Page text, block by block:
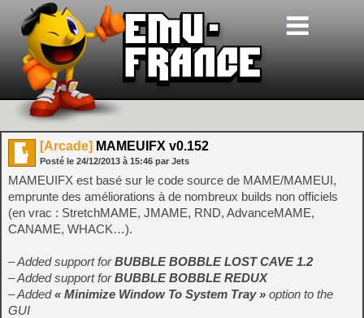
[Arcade] MAMEUIFX v0.152
Posté le 24/12/2013 à 15:46 par Jets
MAMEUIFX est basé sur le code source de MAME/MAMEUI,
emprunte des améliorations à de nombreux builds non officiels
(en vrac : StretchMAME, JMAME, RND, AdvanceMAME,
CANAME, WHACK…).
– Added support forBUBBLE BOBBLE LOST CAVE 1.2
– Added support forBUBBLE BOBBLE REDUX
– Added« Minimize Window To System Tray » option to the
GUI